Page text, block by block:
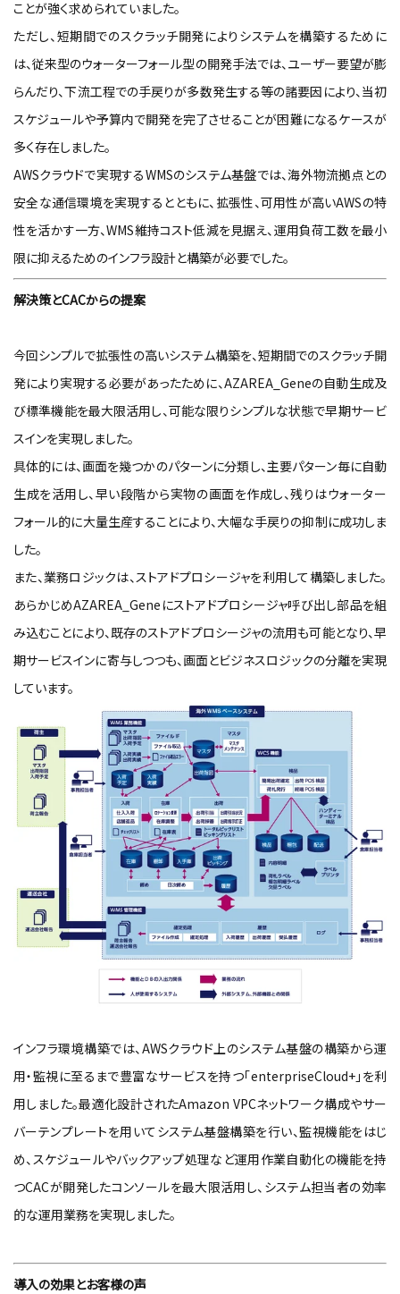
ことが強く求められていました。
ただし、短期間でのスクラッチ開発によりシステムを構築するために
は、従来型のウォーターフォール型の開発手法では、ユーザー要望が膨
らんだり、下流工程での手戻りが多数発生する等の諸要因により、当初
スケジュールや予算内で開発を完了させることが困難になるケースが
多く存在しました。
AWSクラウドで実現するWMSのシステム基盤では、海外物流拠点との
安全な通信環境を実現するとともに、拡張性、可用性が高いAWSの特
性を活かす一方、WMS維持コスト低減を見据え、運用負荷工数を最小
限に抑えるためのインフラ設計と構築が必要でした。
解決策とCACからの提案
今回シンプルで拡張性の高いシステム構築を、短期間でのスクラッチ開
発により実現する必要があったために、AZAREA_Geneの自動生成及
び標準機能を最大限活用し、可能な限りシンプルな状態で早期サービ
スインを実現しました。
具体的には、画面を幾つかのパターンに分類し、主要パターン毎に自動
生成を活用し、早い段階から実物の画面を作成し、残りはウォーター
フォール的に大量生産することにより、大幅な手戻りの抑制に成功しま
した。
また、業務ロジックは、ストアドプロシージャを利用して構築しました。
あらかじめAZAREA_Geneにストアドプロシージャ呼び出し部品を組
み込むことにより、既存のストアドプロシージャの流用も可能となり、早
期サービスインに寄与しつつも、画面とビジネスロジックの分離を実現
しています。
インフラ環境構築では、AWSクラウド上のシステム基盤の構築から運
用・監視に至るまで豊富なサービスを持つ「enterpriseCloud+」を利
用しました。最適化設計されたAmazon VPCネットワーク構成やサー
バーテンプレートを用いてシステム基盤構築を行い、監視機能をはじ
め、スケジュールやバックアップ処理など運用作業自動化の機能を持
つCACが開発したコンソールを最大限活用し、システム担当者の効率
的な運用業務を実現しました。
導入の効果とお客様の声